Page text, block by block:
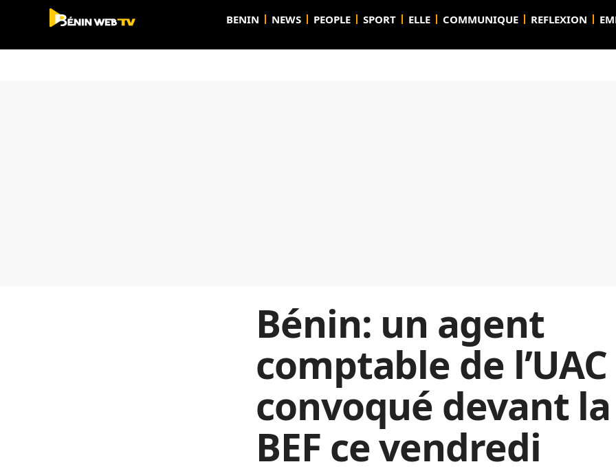
BENIN NEWS PEOPLE SPORT ELLE COMMUNIQUE REFLEXION
Bénin: un agent
comptable de l’UAC
convoqué devant la
BEF ce vendredi